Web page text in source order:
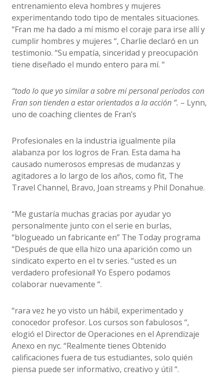
entrenamiento eleva hombres y mujeres
experimentando todo tipo de mentales situaciones.
“Fran me ha dado a mí mismo el coraje para irse allí y
cumplir hombres y mujeres “, Charlie declaró en un
testimonio. “Su empatía, sinceridad y preocupación
tiene diseñado el mundo entero para mí. “
“todo lo que yo similar a sobre mi personal períodos con
Fran son tienden a estar orientados a la acción “. – Lynn,
uno de coaching clientes de Fran’s
Profesionales en la industria igualmente pila
alabanza por los logros de Fran. Esta dama ha
causado numerosos empresas de mudanzas y
agitadores a lo largo de los años, como fit, The
Travel Channel, Bravo, Joan streams y Phil Donahue.
“Me gustaría muchas gracias por ayudar yo
personalmente junto con el serie en burlas,
“blogueado un fabricante en” The Today programa
“Después de que ella hizo una aparición como un
sindicato experto en el tv series. “usted es un
verdadero profesional! Yo Espero podamos
colaborar nuevamente “.
“rara vez he yo visto un hábil, experimentado y
conocedor profesor. Los cursos son fabulosos “,
elogió el Director de Operaciones en el Aprendizaje
Anexo en nyc. “Realmente tienes Obtenido
calificaciones fuera de tus estudiantes, solo quién
piensa puede ser informativo, creativo y útil “.